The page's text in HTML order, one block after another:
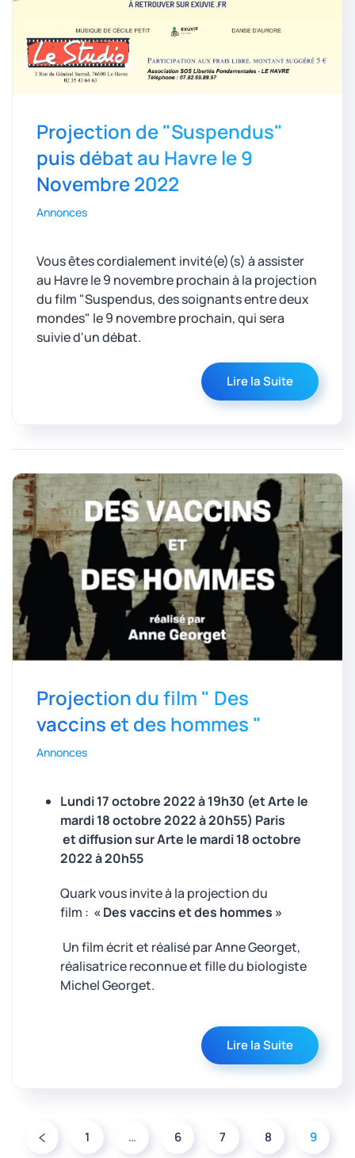
Projection de "Suspendus"
puis débat au Havre le 9
Novembre 2022
Annonces
Vous êtes cordialement invité(e)(s) à assister
au Havre le 9 novembre prochain à la projection
du film "Suspendus, des soignants entre deux
mondes" le 9 novembre prochain, qui sera
suivie d'un débat.
Lire la Suite
Projection du film " Des
vaccins et des hommes "
Annonces
Lundi 17 octobre 2022 à 19h30 (et Arte le
mardi 18 octobre 2022 à 20h55) Paris
et diffusion sur Arte le mardi 18 octobre
2022 à 20h55
Quark vous invite à la projection du
film : « Des vaccins et des hommes »
Un film écrit et réalisé par Anne Georget,
réalisatrice reconnue et fille du biologiste
Michel Georget.
Lire la Suite
1 … 6 7 8 9